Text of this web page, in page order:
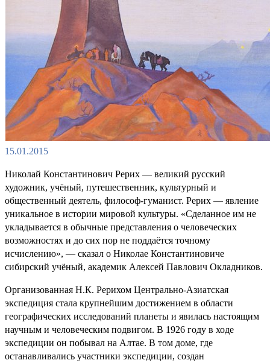
15.01.2015
Николай Константинович Рерих — великий русский
художник, учёный, путешественник, культурный и
общественный деятель, философ-гуманист. Рерих — явление
уникальное в истории мировой культуры. «Сделанное им не
укладывается в обычные представления о человеческих
возможностях и до сих пор не поддаётся точному
исчислению», — сказал о Николае Константиновиче
сибирский учёный, академик Алексей Павлович Окладников.
Организованная Н.К. Рерихом Центрально-Азиатская
экспедиция стала крупнейшим достижением в области
географических исследований планеты и явилась настоящим
научным и человеческим подвигом. В 1926 году в ходе
экспедиции он побывал на Алтае. В том доме, где
останавливались участники экспедиции, создан